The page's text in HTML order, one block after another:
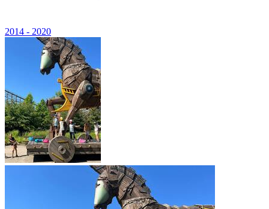
2014 - 2020